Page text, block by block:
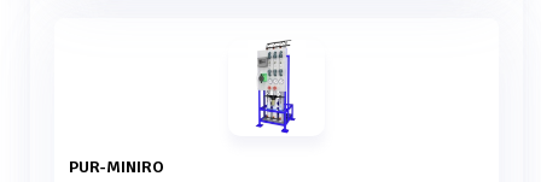
PUR-MINIRO